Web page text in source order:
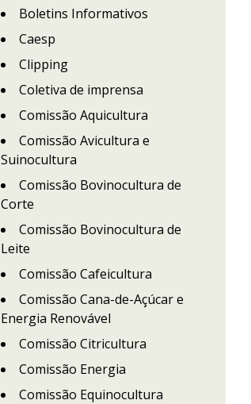
Boletins Informativos
Caesp
Clipping
Coletiva de imprensa
Comissão Aquicultura
Comissão Avicultura e
Suinocultura
Comissão Bovinocultura de
Corte
Comissão Bovinocultura de
Leite
Comissão Cafeicultura
Comissão Cana-de-Açúcar e
Energia Renovável
Comissão Citricultura
Comissão Energia
Comissão Equinocultura